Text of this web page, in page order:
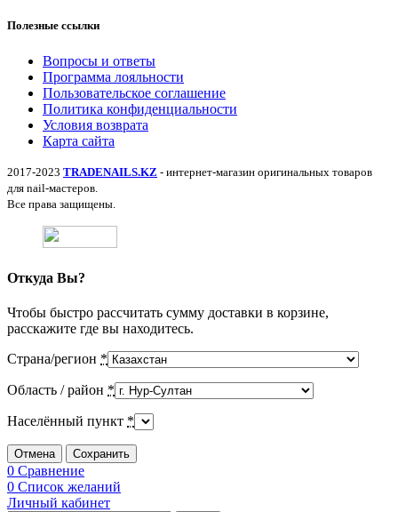
Полезные ссылки
Вопросы и ответы
Программа лояльности
Пользовательское соглашение
Политика конфиденциальности
Условия возврата
Карта сайта
2017-2023 TRADENAILS.KZ - интернет-магазин оригинальных товаров
для nail-мастеров.
Все права защищены.
Откуда Вы?
Чтобы быстро рассчитать сумму доставки в корзине,
расскажите где вы находитесь.
Страна/регион *
Область / район *
Населённый пункт *
Отмена Сохранить
0 Сравнение
0 Список желаний
Личный кабинет